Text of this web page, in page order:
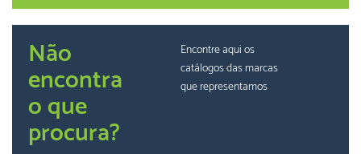
Não
encontra
o que
procura?
Encontre aqui os
catálogos das marcas
que representamos